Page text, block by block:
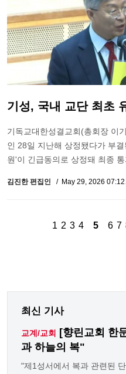
기성, 국내 교단 최초
기독교대한성결교회(총회장 이
인 28일 지난해 상정됐다가 부
원'이 긴급동의로 상정돼 최종
김진한 편집인 May 29, 2026 07:12
1 2 3 4 5 6 7
최신 기사
교계/교회 [향린교회 한
과 하늘의 복"
"제1성서에서 복과 관련된